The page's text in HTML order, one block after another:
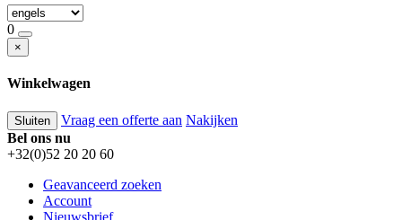
0
×
Winkelwagen
Sluiten Vraag een offerte aan Nakijken
Bel ons nu
+32(0)52 20 20 60
Geavanceerd zoeken
Account
Nieuwsbrief